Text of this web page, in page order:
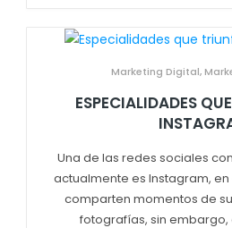
Marketing Digital,
ESPECIALIDADES
Una de las redes sociales
actualmente es Instagram,
comparten momentos de
fotografías, sin embargo,